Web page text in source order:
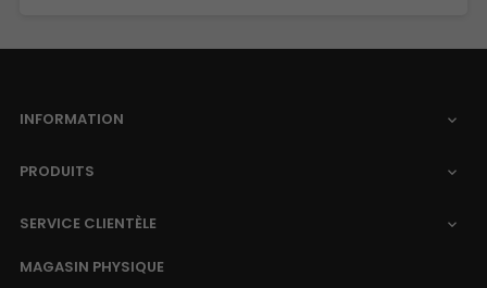
INFORMATION 
PRODUITS 
SERVICE CLIENTÈLE 
MAGASIN PHYSIQUE